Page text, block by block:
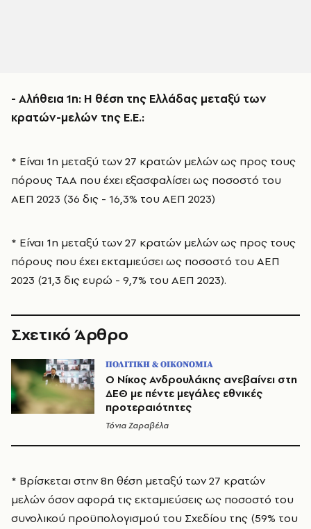
- Αλήθεια 1η: Η θέση της Ελλάδας μεταξύ των
κρατών-μελών της Ε.Ε.:
* Είναι 1η μεταξύ των 27 κρατών μελών ως προς τους
πόρους ΤΑΑ που έχει εξασφαλίσει ως ποσοστό του
ΑΕΠ 2023 (36 δις - 16,3% του ΑΕΠ 2023)
* Είναι 1η μεταξύ των 27 κρατών μελών ως προς τους
πόρους που έχει εκταμιεύσει ως ποσοστό του ΑΕΠ
2023 (21,3 δις ευρώ - 9,7% του ΑΕΠ 2023).
Σχετικό Άρθρο
ΠΟΛΙΤΙΚΗ & ΟΙΚΟΝΟΜΙΑ
Ο Νίκος Ανδρουλάκης ανεβαίνει στη
ΔΕΘ με πέντε μεγάλες εθνικές
προτεραιότητες
Τόνια Ζαραβέλα
* Βρίσκεται στην 8η θέση μεταξύ των 27 κρατών
μελών όσον αφορά τις εκταμιεύσεις ως ποσοστό του
συνολικού προϋπολογισμού του Σχεδίου της (59% του